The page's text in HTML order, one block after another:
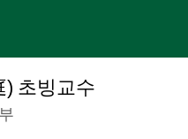
) 초빙교수